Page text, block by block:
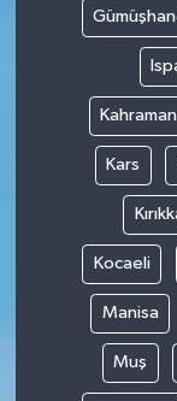
Kars
Kocaeli
Manisa
Muş